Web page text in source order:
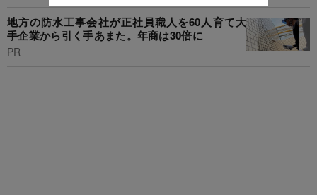
地方の防水工事会社が正社員職人を60人育て大
手企業から引く手あまた。年商は30倍に
PR